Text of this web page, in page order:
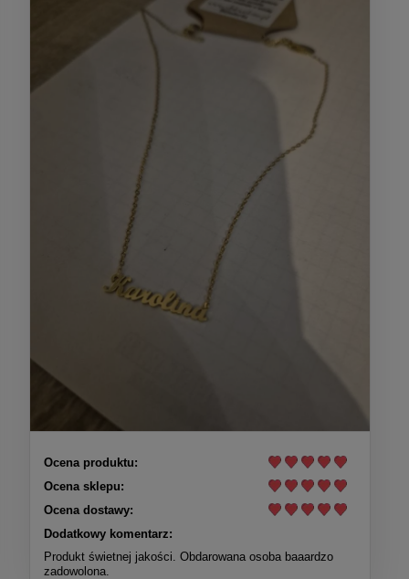
Ocena produktu:
Ocena sklepu:
Ocena dostawy:
Dodatkowy komentarz:
Produkt świetnej jakości. Obdarowana osoba baaardzo
zadowolona.